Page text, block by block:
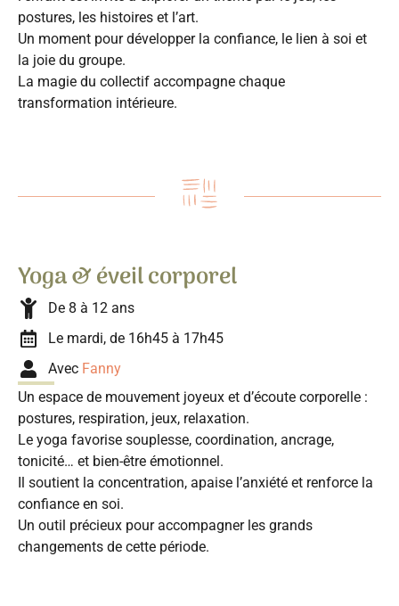
postures, les histoires et l’art.
Un moment pour développer la confiance, le lien à soi et
la joie du groupe.
La magie du collectif accompagne chaque
transformation intérieure.
Yoga & éveil corporel
De 8 à 12 ans
Le mardi, de 16h45 à 17h45
Avec Fanny
Un espace de mouvement joyeux et d’écoute corporelle :
postures, respiration, jeux, relaxation.
Le yoga favorise souplesse, coordination, ancrage,
tonicité… et bien-être émotionnel.
Il soutient la concentration, apaise l’anxiété et renforce la
confiance en soi.
Un outil précieux pour accompagner les grands
changements de cette période.